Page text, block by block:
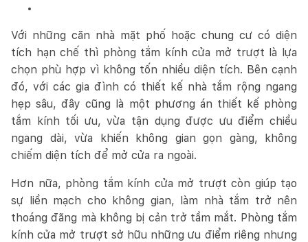
Với những căn nhà mặt phố hoặc chung cư có diện
tích hạn chế thì phòng tắm kính cửa mở trượt là lựa
chọn phù hợp vì không tốn nhiều diện tích. Bên cạnh
đó, với các gia đình có thiết kế nhà tắm rộng ngang
hẹp sâu, đây cũng là một phương án thiết kế phòng
tắm kính tối ưu, vừa tận dụng được ưu điểm chiều
ngang dài, vừa khiến không gian gọn gàng, không
chiếm diện tích để mở cửa ra ngoài.
Hơn nữa, phòng tắm kính cửa mở trượt còn giúp tạo
sự liền mạch cho không gian, làm nhà tắm trở nên
thoáng đãng mà không bị cản trở tầm mắt. Phòng tắm
kính cửa mở trượt sở hữu những ưu điểm riêng nhưng